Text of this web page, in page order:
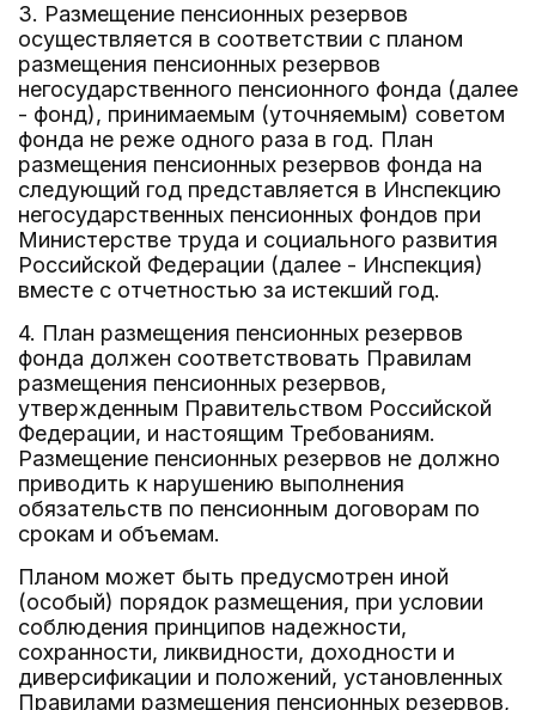
3. Размещение пенсионных резервов
осуществляется в соответствии с планом
размещения пенсионных резервов
негосударственного пенсионного фонда (далее
- фонд), принимаемым (уточняемым) советом
фонда не реже одного раза в год. План
размещения пенсионных резервов фонда на
следующий год представляется в Инспекцию
негосударственных пенсионных фондов при
Министерстве труда и социального развития
Российской Федерации (далее - Инспекция)
вместе с отчетностью за истекший год.
4. План размещения пенсионных резервов
фонда должен соответствовать Правилам
размещения пенсионных резервов,
утвержденным Правительством Российской
Федерации, и настоящим Требованиям.
Размещение пенсионных резервов не должно
приводить к нарушению выполнения
обязательств по пенсионным договорам по
срокам и объемам.
Планом может быть предусмотрен иной
(особый) порядок размещения, при условии
соблюдения принципов надежности,
сохранности, ликвидности, доходности и
диверсификации и положений, установленных
Правилами размещения пенсионных резервов,